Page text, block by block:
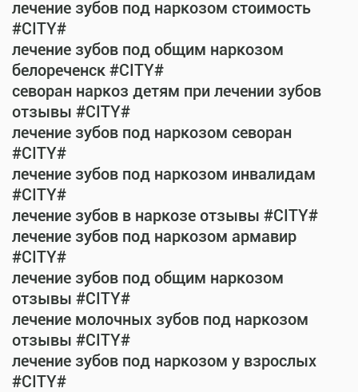
лечение зубов под наркозом стоимость
#CITY#
лечение зубов под общим наркозом
белореченск #CITY#
севоран наркоз детям при лечении зубов
отзывы #CITY#
лечение зубов под наркозом севоран
#CITY#
лечение зубов под наркозом инвалидам
#CITY#
лечение зубов в наркозе отзывы #CITY#
лечение зубов под наркозом армавир
#CITY#
лечение зубов под общим наркозом
отзывы #CITY#
лечение молочных зубов под наркозом
отзывы #CITY#
лечение зубов под наркозом у взрослых
#CITY#